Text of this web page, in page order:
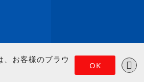
OK
お客様のブラウ